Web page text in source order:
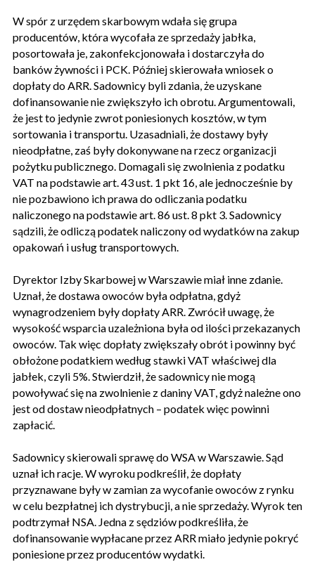
W spór z urzędem skarbowym wdała się grupa
producentów, która wycofała ze sprzedaży jabłka,
posortowała je, zakonfekcjonowała i dostarczyła do
banków żywności i PCK. Później skierowała wniosek o
dopłaty do ARR. Sadownicy byli zdania, że uzyskane
dofinansowanie nie zwiększyło ich obrotu. Argumentowali,
że jest to jedynie zwrot poniesionych kosztów, w tym
sortowania i transportu. Uzasadniali, że dostawy były
nieodpłatne, zaś były dokonywane na rzecz organizacji
pożytku publicznego. Domagali się zwolnienia z podatku
VAT na podstawie art. 43 ust. 1 pkt 16, ale jednocześnie by
nie pozbawiono ich prawa do odliczania podatku
naliczonego na podstawie art. 86 ust. 8 pkt 3. Sadownicy
sądzili, że odliczą podatek naliczony od wydatków na zakup
opakowań i usług transportowych.
Dyrektor Izby Skarbowej w Warszawie miał inne zdanie.
Uznał, że dostawa owoców była odpłatna, gdyż
wynagrodzeniem były dopłaty ARR. Zwrócił uwagę, że
wysokość wsparcia uzależniona była od ilości przekazanych
owoców. Tak więc dopłaty zwiększały obrót i powinny być
obłożone podatkiem według stawki VAT właściwej dla
jabłek, czyli 5%. Stwierdził, że sadownicy nie mogą
powoływać się na zwolnienie z daniny VAT, gdyż należne ono
jest od dostaw nieodpłatnych – podatek więc powinni
zapłacić.
Sadownicy skierowali sprawę do WSA w Warszawie. Sąd
uznał ich racje. W wyroku podkreślił, że dopłaty
przyznawane były w zamian za wycofanie owoców z rynku
w celu bezpłatnej ich dystrybucji, a nie sprzedaży. Wyrok ten
podtrzymał NSA. Jedna z sędziów podkreśliła, że
dofinansowanie wypłacane przez ARR miało jedynie pokryć
poniesione przez producentów wydatki.